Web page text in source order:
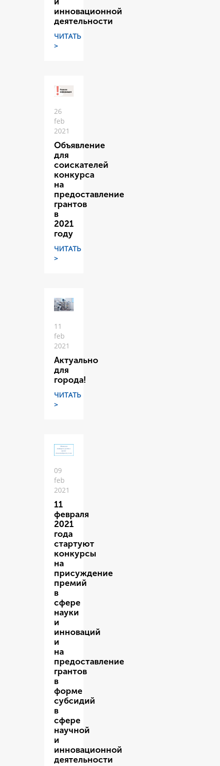
инновационной
деятельности
ЧИТАТЬ
>
26
feb
2021
Объявление
для
соискателей
конкурса
на
предоставление
грантов
в
2021
году
ЧИТАТЬ
>
11
feb
2021
Актуально
для
города!
ЧИТАТЬ
>
09
feb
2021
11
февраля
2021
года
стартуют
конкурсы
на
присуждение
премий
в
сфере
науки
и
инноваций
и
на
предоставление
грантов
в
форме
субсидий
в
сфере
научной
и
инновационной
деятельности